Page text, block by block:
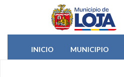
Pasar al contenido principal
INICIO
MUNICIPIO